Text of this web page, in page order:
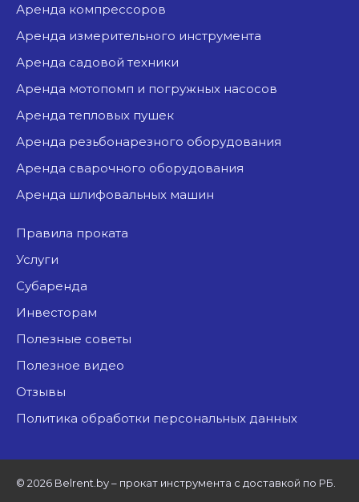
аренда компрессоров
аренда измерительного инструмента
аренда садовой техники
аренда мотопомп и погружных насосов
аренда тепловых пушек
аренда резьбонарезного оборудования
аренда сварочного оборудования
аренда шлифовальных машин
Правила проката
Услуги
Субаренда
Инвесторам
Полезные советы
Полезное видео
Отзывы
Политика обработки персональных данных
© 2026 Belrent.by – прокат инструмента с доставкой по РБ.